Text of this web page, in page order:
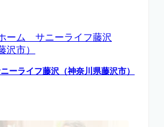
ーライフ藤沢（神奈川県藤沢市）